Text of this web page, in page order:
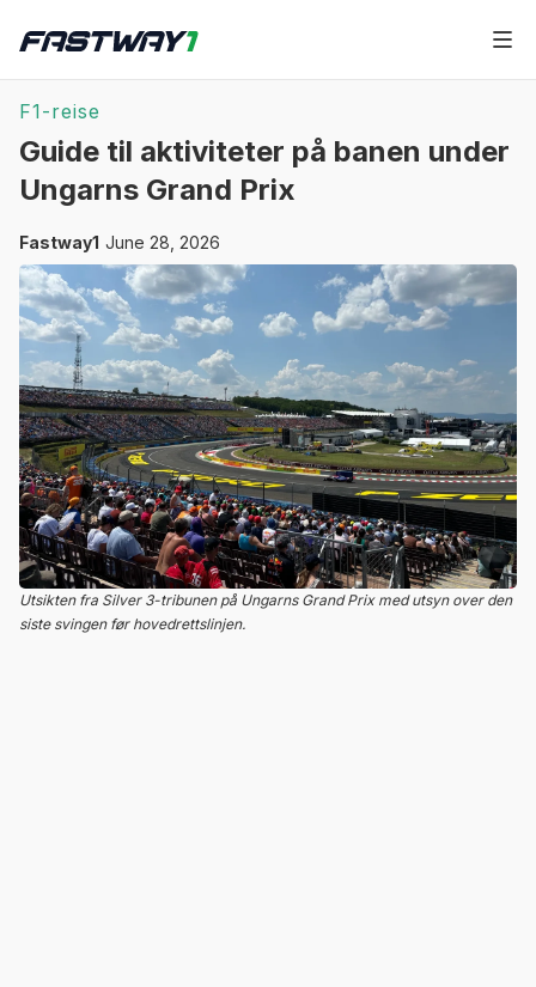
F1-reise
Guide til aktiviteter på banen under
Ungarns Grand Prix
Fastway1 June 28, 2026
Utsikten fra Silver 3-tribunen på Ungarns Grand Prix med utsyn over den
siste svingen før hovedrettslinjen.